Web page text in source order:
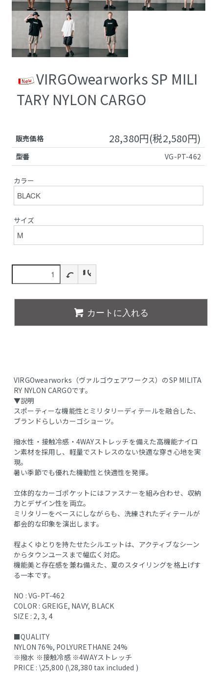
VIRGOwearworks SP MILI
TARY NYLON CARGO
販売価格 28,380円(税2,580円)
型番 VG-PT-462
カラー
サイズ
カートに入れる
VIRGOwearworks（ヴァルゴウェアワークス）のSP MILITA
RY NYLON CARGOです。
▼説明
スポーティーな機能性とミリタリーディテールを融合した、
ブランドらしいカーゴショーツ。
撥水性・接触冷感・4WAYストレッチを備えた高機能ナイロ
ン素材を採用し、軽量でストレスのない快適な穿き心地を実
現。
暑い季節でも優れた機動性と快適性を発揮。
立体的なカーゴポケットにはファスナーを組み合わせ、収納
力とデザイン性を両立。
ミリタリーをベースにしながらも、洗練されたディテールが
都会的な印象を演出します。
程よくゆとりを持たせたシルエットは、アクティブなシーン
からタウンユースまで幅広く対応。
機能美と存在感を兼ね備えた、夏のスタイリングを格上げす
る一本です。
NO : VG-PT-462
COLOR : GREIGE, NAVY, BLACK
SIZE : 2, 3, 4
■QUALITY
NYLON 76%, POLYURETHANE 24%
※撥水 ※接触冷感 ※4WAYストレッチ
PRICE : \25,800 (\28,380 tax included )